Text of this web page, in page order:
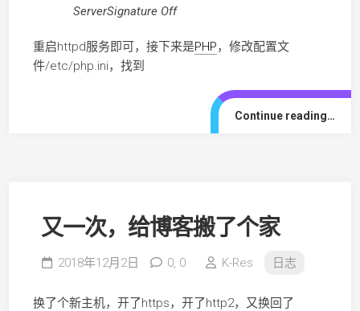
ServerSignature Off
重启httpd服务即可，接下来是PHP，修改配置文
件/etc/php.ini，找到
Continue reading…
又一次，给博客搬了个家
2018年12月2日 0, 0 K-Res 日志
换了个新主机，开了https，开了http2，又换回了